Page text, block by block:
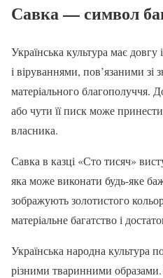
Савка — символ
Українська культура має довгу
і віруваннями, пов’язаними зі
матеріального благополуччя.
або чути її писк може
власника.
Савка в казці «Сто тисяч»
яка може виконати будь-яке
зображують золотистого
матеріальне багатство і
Українська народна культура
різними тваринними